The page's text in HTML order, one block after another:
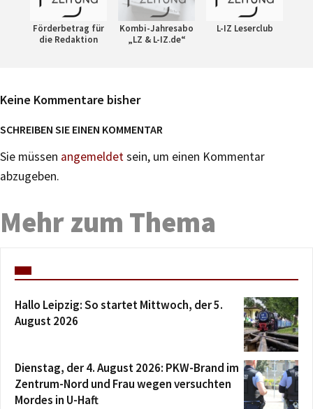
Förderbetrag für
die Redaktion
Kombi-Jahresabo
„LZ & L-IZ.de“
L-IZ Leserclub
Keine Kommentare bisher
SCHREIBEN SIE EINEN KOMMENTAR
Sie müssen angemeldetsein, um einen Kommentar
abzugeben.
Mehr zum Thema
Hallo Leipzig: So startet Mittwoch, der 5.
August 2026
Dienstag, der 4. August 2026: PKW-Brand im
Zentrum-Nord und Frau wegen versuchten
Mordes in U-Haft